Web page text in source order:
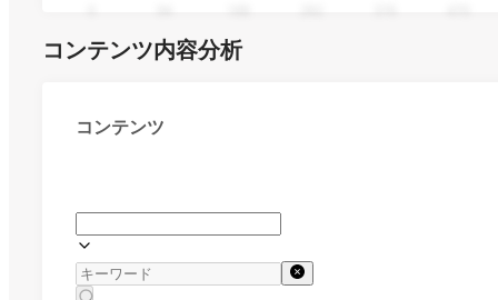
コンテンツ内容分析
コンテンツ